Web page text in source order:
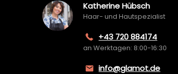
Katherine Hübsch
Haar- und Hautspezialist
+43 720 884174
an Werktagen: 8:00-16:30
info@glamot.de